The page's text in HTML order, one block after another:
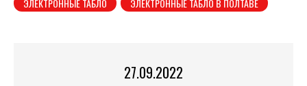
ЭЛЕКТРОННЫЕ ТАБЛО
ЭЛЕКТРОННЫЕ ТАБЛО В ПОЛТАВЕ
27.09.2022